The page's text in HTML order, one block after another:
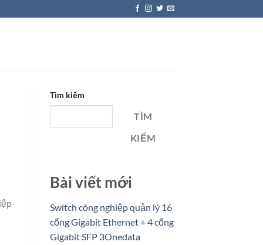
Tìm kiếm
TÌM
KIẾM
Bài viết mới
Switch công nghiệp quản lý 16
cổng Gigabit Ethernet + 4 cổng
Gigabit SFP 3Onedata